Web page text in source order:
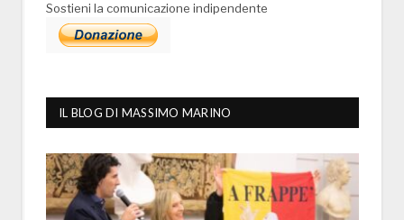
Sostieni la comunicazione indipendente
IL BLOG DI MASSIMO MARINO